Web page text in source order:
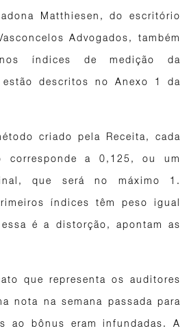
Matthiesen, do escritório
Advogados, também
índices de medição da
estão descritos no Anexo 1 da
criado pela Receita, cada
corresponde a 0,125, ou um
que será no máximo 1.
índices têm peso igual
é a distorção, apontam as
que representa os auditores
nota na semana passada para
ao bônus eram infundadas. A